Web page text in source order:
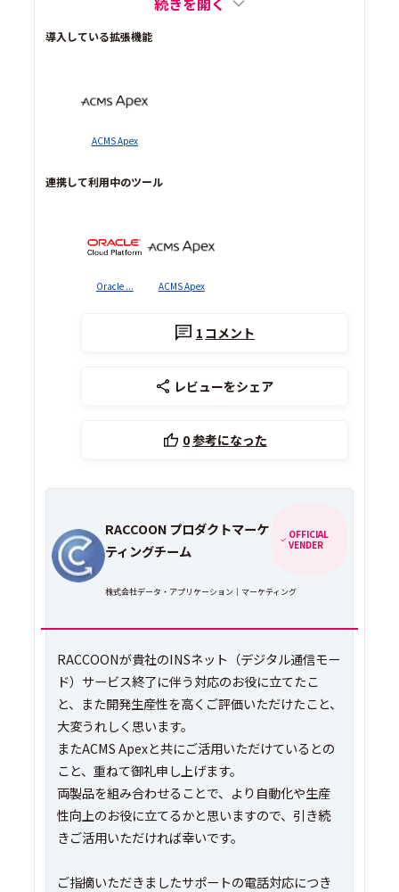
導入している拡張機能
ACMS Apex
連携して利用中のツール
Oracle ... ACMS Apex
1 コメント
レビューをシェア
0参考になった
RACCOON プロダクトマーケ
ティングチーム
OFFICIAL
VENDER
株式会社データ・アプリケーション｜マーケティング
RACCOONが貴社のINSネット（デジタル通信モー
ド）サービス終了に伴う対応のお役に立てたこ
と、また開発生産性を高くご評価いただけたこと、
大変うれしく思います。
またACMS Apexと共にご活用いただけているとの
こと、重ねて御礼申し上げます。
両製品を組み合わせることで、より自動化や生産
性向上のお役に立てるかと思いますので、引き続
きご活用いただければ幸いです。
ご指摘いただきましたサポートの電話対応につき